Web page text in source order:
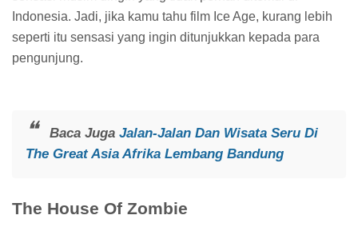
Indonesia. Jadi, jika kamu tahu film Ice Age, kurang lebih
seperti itu sensasi yang ingin ditunjukkan kepada para
pengunjung.
Baca Juga Jalan-Jalan Dan Wisata Seru Di
The Great Asia Afrika Lembang Bandung
The House Of Zombie